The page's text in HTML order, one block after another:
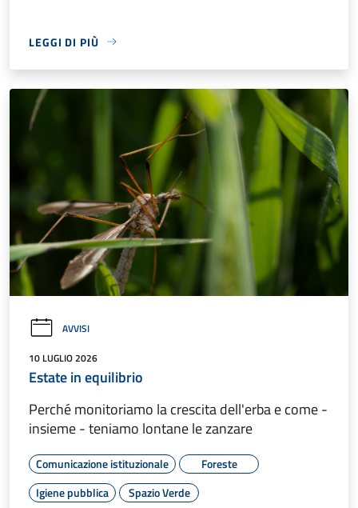
LEGGI DI PIÙ
AVVISI
10 LUGLIO 2026
Estate in equilibrio
Perché monitoriamo la crescita dell'erba e come -
insieme - teniamo lontane le zanzare
Comunicazione istituzionale
Foreste
Igiene pubblica
Spazio Verde